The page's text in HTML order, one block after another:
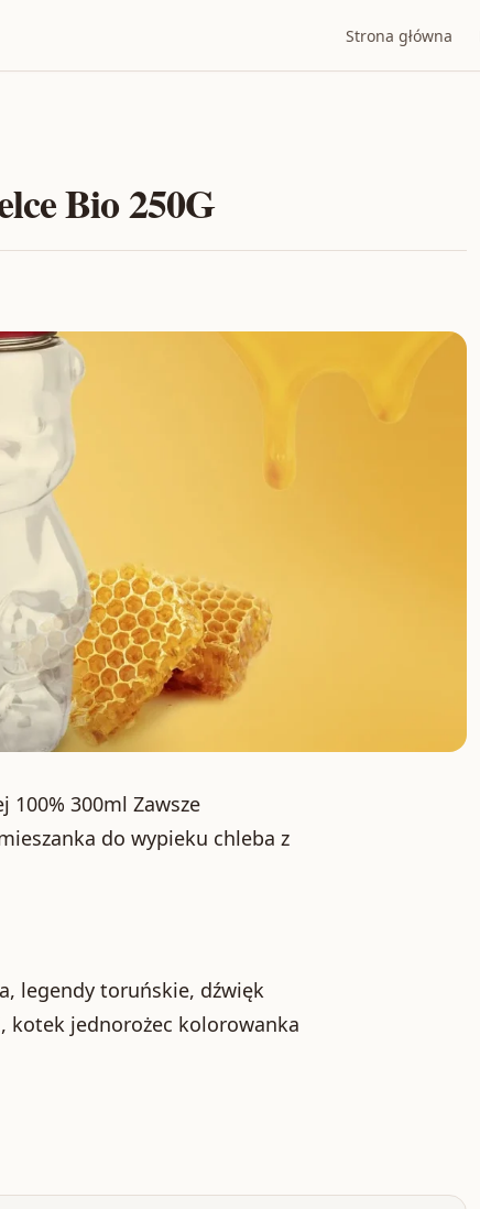
Strona główna
Bio 250G
100% 300ml Zawsze
do wypieku chleba z
legendy toruńskie, dźwięk
kotek jednorożec kolorowanka